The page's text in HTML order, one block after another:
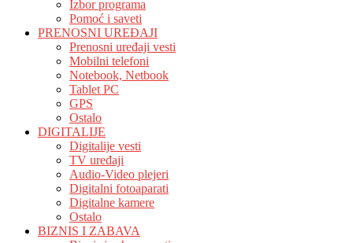
Izbor programa
Pomoć i saveti
PRENOSNI UREĐAJI
Prenosni uređaji vesti
Mobilni telefoni
Notebook, Netbook
Tablet PC
GPS
Ostalo
DIGITALIJE
Digitalije vesti
TV uređaji
Audio-Video plejeri
Digitalni fotoaparati
Digitalne kamere
Ostalo
BIZNIS I ZABAVA